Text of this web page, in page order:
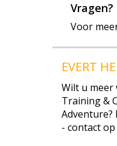
Vragen?
Voor
EVERT
Wilt u meer
Training &
Adventure?
- contact